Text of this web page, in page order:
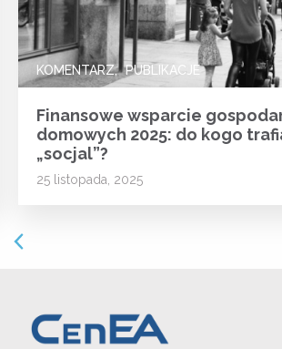
KOMENTARZ PUBLIKACJE
Finansowe wsparcie
domowych 2025: do kogo
„socjal”?
25 listopada, 2025